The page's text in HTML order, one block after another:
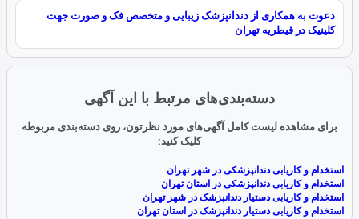
دعوت به همکاری از دندانپزشک زیبایی و متخصص فک و صورت جهت
کلینیک در قیطریه تهران
دسته‌بندی‌های مرتبط با این آگهی
برای مشاهده لیست کامل آگهی‌های مورد نظرتون، روی دسته‌بندی مربوطه
کلیک کنید:
استخدام و کاریابی دندانپزشکی در شهر تهران
استخدام و کاریابی دندانپزشکی در استان تهران
استخدام و کاریابی دستیار دندانپزشک در شهر تهران
استخدام و کاریابی دستیار دندانپزشک در استان تهران